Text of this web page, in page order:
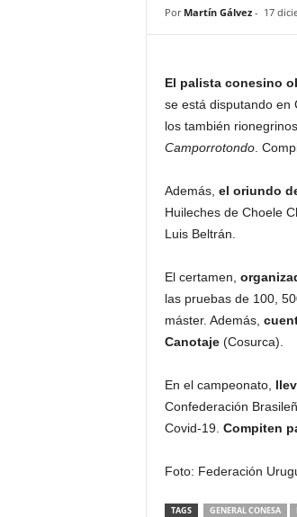
Por Martín Gálvez- 17
El palista conesino
se está disputando en
los también rionegrinos
Camporrotondo.
Además, el oriundo
Huileches de Choele
Luis Beltrán.
El certamen,
las pruebas de 100,
máster. Además,
Canotaje (Cosurca).
En el campeonato,
Confederación
Covid-19. Compiten
Foto: Federación
TAGS GENERAL CONESA